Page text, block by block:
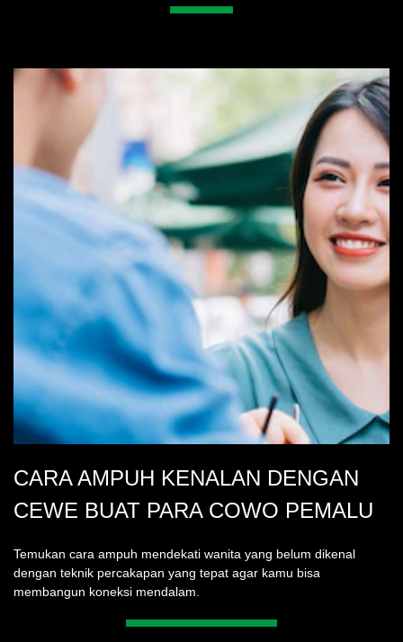
Temukan cara ampuh mendekati wanita yang belum dikenal
dengan teknik percakapan yang tepat agar kamu bisa
membangun koneksi mendalam.
CARA AMPUH KENALAN DENGAN
CEWE BUAT PARA COWO PEMALU